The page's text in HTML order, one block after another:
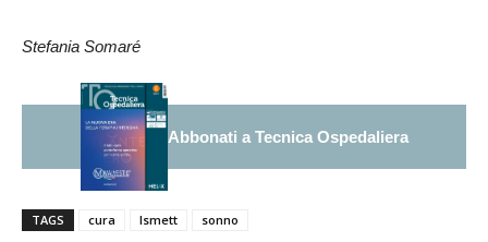
Stefania Somaré
Abbonati a Tecnica Ospedaliera
TAGS cura Ismett sonno